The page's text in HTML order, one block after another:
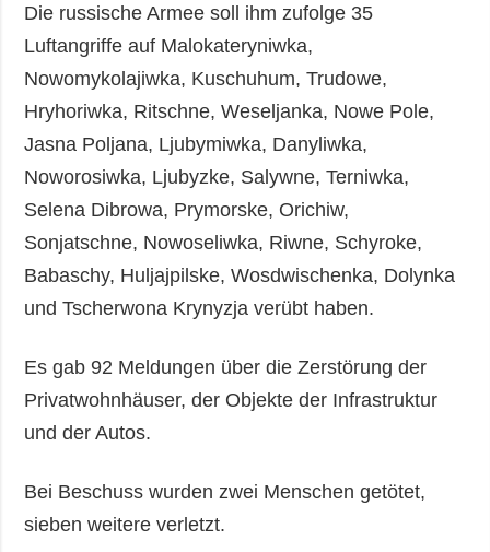
Die russische Armee soll ihm zufolge 35
Luftangriffe auf Malokateryniwka,
Nowomykolajiwka, Kuschuhum, Trudowe,
Hryhoriwka, Ritschne, Weseljanka, Nowe Pole,
Jasna Poljana, Ljubymiwka, Danyliwka,
Noworosiwka, Ljubyzke, Salywne, Terniwka,
Selena Dibrowa, Prymorske, Orichiw,
Sonjatschne, Nowoseliwka, Riwne, Schyroke,
Babaschy, Huljajpilske, Wosdwischenka, Dolynka
und Tscherwona Krynyzja verübt haben.
Es gab 92 Meldungen über die Zerstörung der
Privatwohnhäuser, der Objekte der Infrastruktur
und der Autos.
Bei Beschuss wurden zwei Menschen getötet,
sieben weitere verletzt.